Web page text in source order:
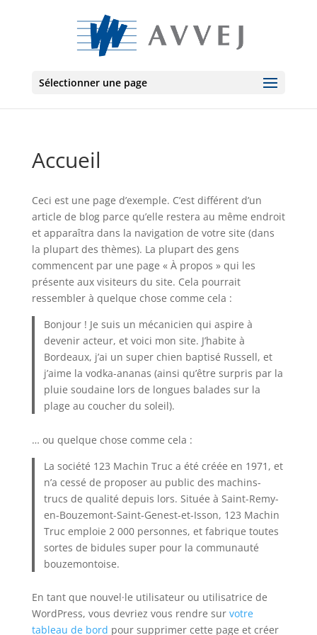
Sélectionner une page
Accueil
Ceci est une page d’exemple. C’est différent d’un
article de blog parce qu’elle restera au même endroit
et apparaîtra dans la navigation de votre site (dans
la plupart des thèmes). La plupart des gens
commencent par une page « À propos » qui les
présente aux visiteurs du site. Cela pourrait
ressembler à quelque chose comme cela :
Bonjour ! Je suis un mécanicien qui aspire à
devenir acteur, et voici mon site. J’habite à
Bordeaux, j’ai un super chien baptisé Russell, et
j’aime la vodka-ananas (ainsi qu’être surpris par la
pluie soudaine lors de longues balades sur la
plage au coucher du soleil).
… ou quelque chose comme cela :
La société 123 Machin Truc a été créée en 1971, et
n’a cessé de proposer au public des machins-
trucs de qualité depuis lors. Située à Saint-Remy-
en-Bouzemont-Saint-Genest-et-Isson, 123 Machin
Truc emploie 2 000 personnes, et fabrique toutes
sortes de bidules super pour la communauté
bouzemontoise.
En tant que nouvel·le utilisateur ou utilisatrice de
WordPress, vous devriez vous rendre sur votre
tableau de bord pour supprimer cette page et créer